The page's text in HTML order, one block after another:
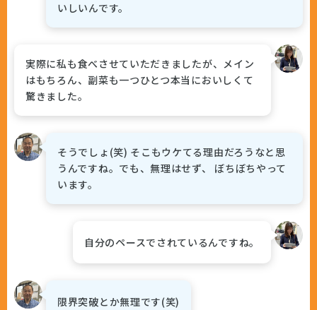
いしいんです。
実際に私も食べさせていただきましたが、メイン
はもちろん、副菜も一つひとつ本当においしくて
驚きました。
そうでしょ(笑) そこもウケてる理由だろうなと思
うんですね。でも、無理はせず、 ぼちぼちやって
います。
自分のペースでされているんですね。
限界突破とか無理です(笑)